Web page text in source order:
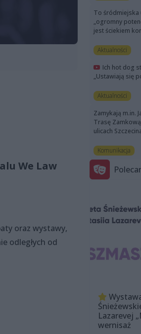
We Law
oraz wystawy,
odległych od
To śródmiejska
„ogromny
jest ściekiem
Aktualności
Ich hot dog
„Ustawiają się
Aktualności
Zamykają m.in.
Trasę
ulicach
Komunikacja
Lazarevej
wernisaż